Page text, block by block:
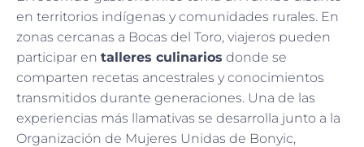
en territorios indígenas y comunidades rurales. En
zonas cercanas a Bocas del Toro, viajeros pueden
participar en talleres culinarios donde se
comparten recetas ancestrales y conocimientos
transmitidos durante generaciones. Una de las
experiencias más llamativas se desarrolla junto a la
Organización de Mujeres Unidas de Bonyic,